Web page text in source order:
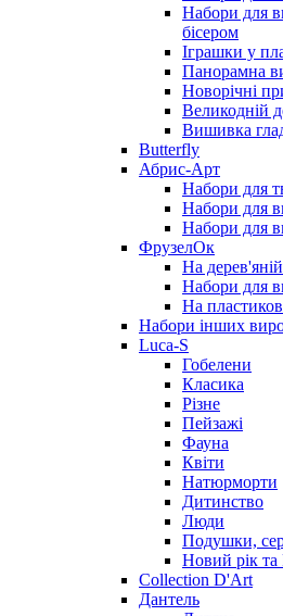
Набори для
бісером
Іграшки у
Панорамна
Новорічні
Великодній
Вишивка
Butterfly
Абрис-Арт
Набори для
Набори для
Набори для
ФрузелОк
На
Набори для
На
Набори інших
Luca-S
Гобелени
Класика
Різне
Пейзажі
Фауна
Квіти
Натюрморти
Дитинство
Люди
Подушки,
Новий рік та
Collection D'Art
Дантель